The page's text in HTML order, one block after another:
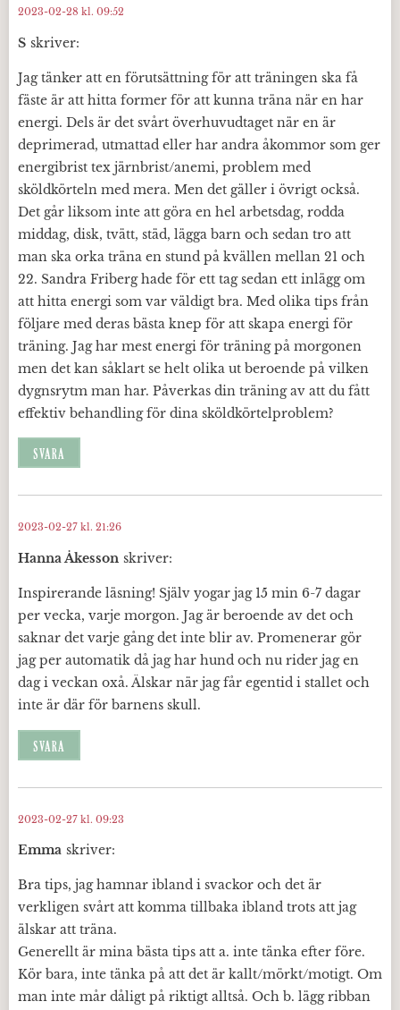
S skriver:
2023-02-28 kl. 09:52
Jag tänker att en förutsättning för att träningen ska få
fäste är att hitta former för att kunna träna när en har
energi. Dels är det svårt överhuvudtaget när en är
deprimerad, utmattad eller har andra åkommor som ger
energibrist tex järnbrist/anemi, problem med
sköldkörteln med mera. Men det gäller i övrigt också.
Det går liksom inte att göra en hel arbetsdag, rodda
middag, disk, tvätt, städ, lägga barn och sedan tro att
man ska orka träna en stund på kvällen mellan 21 och
22. Sandra Friberg hade för ett tag sedan ett inlägg om
att hitta energi som var väldigt bra. Med olika tips från
följare med deras bästa knep för att skapa energi för
träning. Jag har mest energi för träning på morgonen
men det kan såklart se helt olika ut beroende på vilken
dygnsrytm man har. Påverkas din träning av att du fått
effektiv behandling för dina sköldkörtelproblem?
SVARA
Hanna Åkesson skriver:
2023-02-27 kl. 21:26
Inspirerande läsning! Själv yogar jag 15 min 6-7 dagar
per vecka, varje morgon. Jag är beroende av det och
saknar det varje gång det inte blir av. Promenerar gör
jag per automatik då jag har hund och nu rider jag en
dag i veckan oxå. Älskar när jag får egentid i stallet och
inte är där för barnens skull.
SVARA
Emma skriver:
2023-02-27 kl. 09:23
Bra tips, jag hamnar ibland i svackor och det är
verkligen svårt att komma tillbaka ibland trots att jag
älskar att träna.
Generellt är mina bästa tips att a. inte tänka efter före.
Kör bara, inte tänka på att det är kallt/mörkt/motigt. Om
man inte mår dåligt på riktigt alltså. Och b. lägg ribban